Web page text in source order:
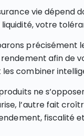
vie dépend
votre
précisément
afin de
combiner
ne
l’autre fait
fiscalité